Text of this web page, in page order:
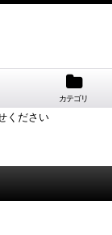
カテゴリ
ください